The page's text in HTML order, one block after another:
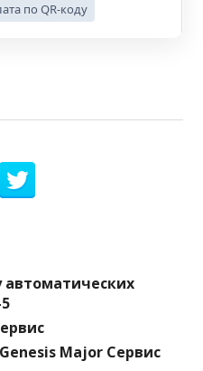
по QR-коду
автоматических
Major Сервис